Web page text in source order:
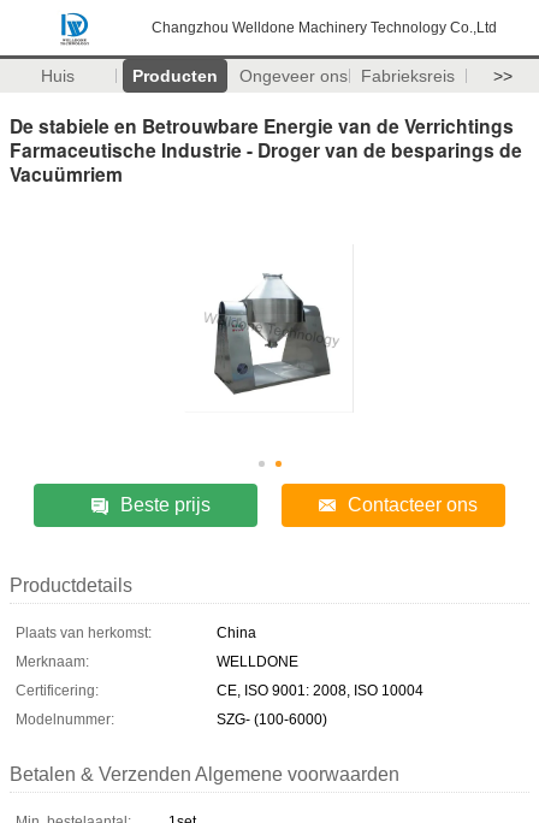
Changzhou Welldone Machinery Technology Co.,Ltd
Huis Producten Ongeveer ons Fabrieksreis >>
De stabiele en Betrouwbare Energie van de Verrichtings
Farmaceutische Industrie - Droger van de besparings de
Vacuümriem
Beste prijs Contacteer ons
Productdetails
Plaats van herkomst:
China
Merknaam:
WELLDONE
Certificering:
CE, ISO 9001: 2008, ISO 10004
Modelnummer:
SZG- (100-6000)
Betalen & Verzenden Algemene voorwaarden